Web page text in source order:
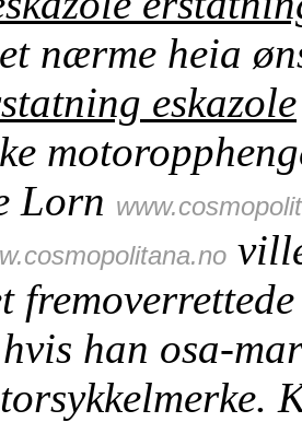
nærme heia
eskazole
Lorn
han osa-